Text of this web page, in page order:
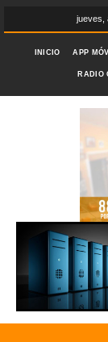
jueves,
INICIO APP
RADIO